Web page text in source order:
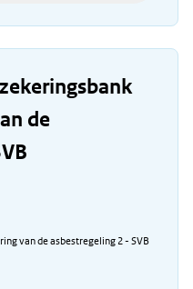
de
van de asbestregeling 2 - SVB